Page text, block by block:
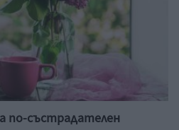
по-състрадателен